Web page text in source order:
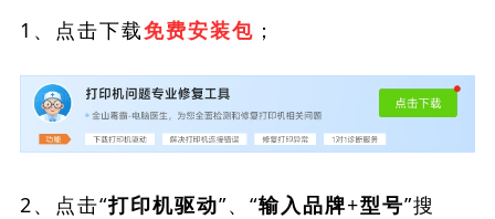
1、点击下载免费安装包 ；
2、点击“打印机驱动”、“输入品牌+型号”搜